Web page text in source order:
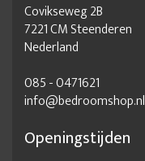
Covikseweg 2B
7221 CM Steenderen
Nederland
085 - 0471621
info@bedroomshop.nl
Openingstijden